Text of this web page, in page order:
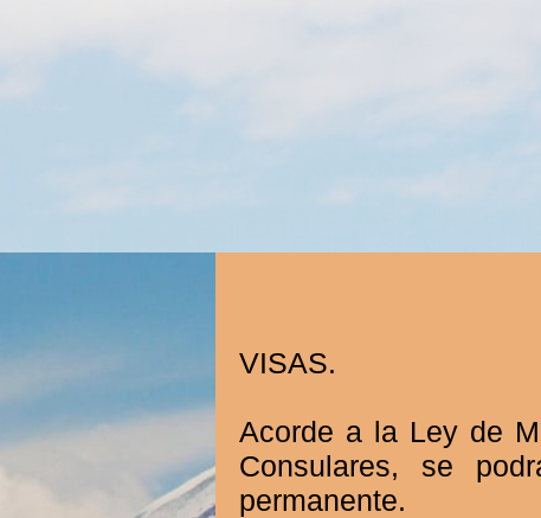
VISAS.
Acorde a la Ley de
Consulares, se
permanente.